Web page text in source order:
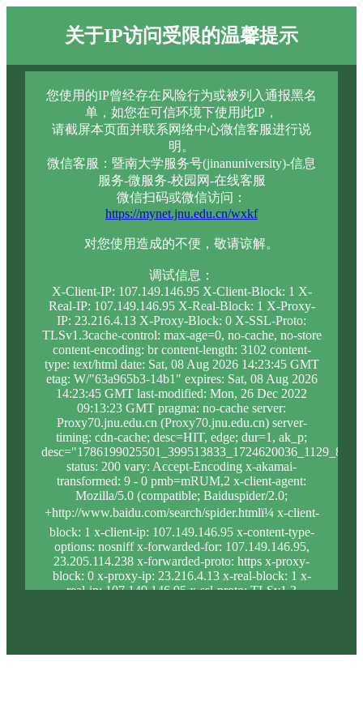
关于IP访问受限的温馨提示
您使用的IP曾经存在风险行为或被列入通报黑名
单，如您在可信环境下使用此IP，
请截屏本页面并联系网络中心微信客服进行说
明。
微信客服：暨南大学服务号(jinanuniversity)-信息
服务-微服务-校园网-在线客服
微信扫码或微信访问：
https://mynet.jnu.edu.cn/wxkf
对您使用造成的不便，敬请谅解。
调试信息：
X-Client-IP: 107.149.146.95 X-Client-Block: 1 X-
Real-IP: 107.149.146.95 X-Real-Block: 1 X-Proxy-
IP: 23.216.4.13 X-Proxy-Block: 0 X-SSL-Proto:
TLSv1.3cache-control: max-age=0, no-cache, no-store
content-encoding: br content-length: 3102 content-
type: text/html date: Sat, 08 Aug 2026 14:23:45 GMT
etag: W/"63a965b3-14b1" expires: Sat, 08 Aug 2026
14:23:45 GMT last-modified: Mon, 26 Dec 2022
09:13:23 GMT pragma: no-cache server:
Proxy70.jnu.edu.cn (Proxy70.jnu.edu.cn) server-
timing: cdn-cache; desc=HIT, edge; dur=1, ak_p;
status: 200 vary: Accept-Encoding x-akamai-
transformed: 9 - 0 pmb=mRUM,2 x-client-agent:
Mozilla/5.0 (compatible; Baiduspider/2.0;
+http://www.baidu.com/search/spider.htmlï¼ x-client-
block: 1 x-client-ip: 107.149.146.95 x-content-type-
options: nosniff x-forwarded-for: 107.149.146.95,
23.205.114.238 x-forwarded-proto: https x-proxy-
block: 0 x-proxy-ip: 23.216.4.13 x-real-block: 1 x-
real-ip: 107.149.146.95 x-ssl-proto: TLSv1.3